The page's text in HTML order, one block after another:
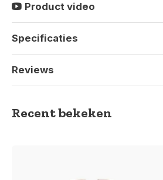
Product video
Specificaties
Reviews
Recent bekeken